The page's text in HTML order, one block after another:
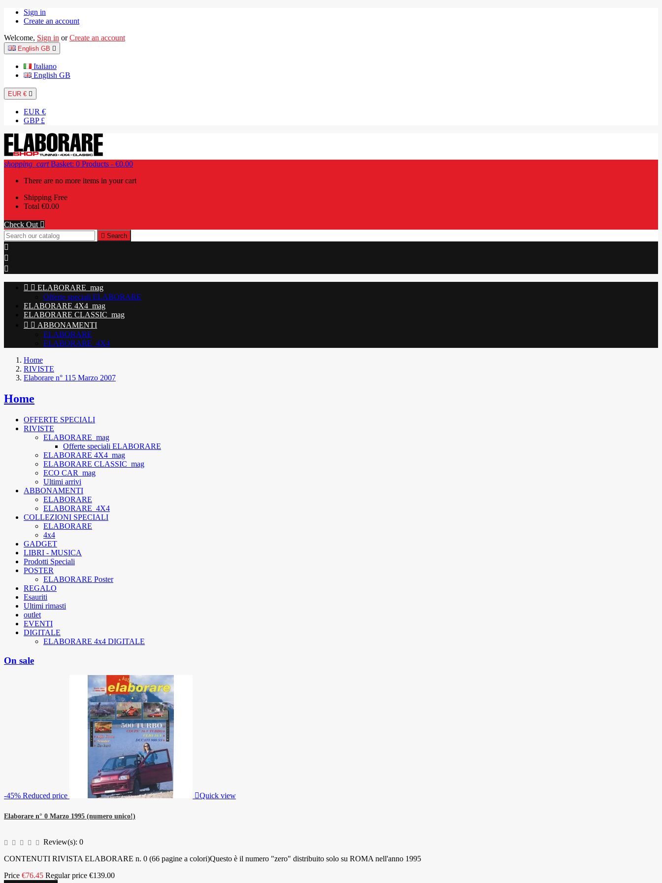
Sign in
Create an account
Welcome, Sign in or Create an account
English GB 
Italiano
English GB
EUR € 
EUR €
GBP £
shopping_cart Basket: 0 Products - €0.00
There are no more items in your cart
Shipping Free
Total €0.00
Check Out 
 Search



  ELABORARE_mag
Offerte speciali ELABORARE
ELABORARE 4X4_mag
ELABORARE CLASSIC_mag
  ABBONAMENTI
ELABORARE
ELABORARE_4X4
Home
RIVISTE
Elaborare n° 115 Marzo 2007
Home
OFFERTE SPECIALI
RIVISTE
ELABORARE_mag
Offerte speciali ELABORARE
ELABORARE 4X4_mag
ELABORARE CLASSIC_mag
ECO CAR_mag
Ultimi arrivi
ABBONAMENTI
ELABORARE
ELABORARE_4X4
COLLEZIONI SPECIALI
ELABORARE
4x4
GADGET
LIBRI - MUSICA
Prodotti Speciali
POSTER
ELABORARE Poster
REGALO
Esauriti
Ultimi rimasti
outlet
EVENTI
DIGITALE
ELABORARE 4x4 DIGITALE
On sale
-45% Reduced price Quick view
Elaborare n° 0 Marzo 1995 (numero unico!)
Review(s): 0
CONTENUTI RIVISTA ELABORARE n. 0 (66 pagine a colori)Questo è il numero "zero" distribuito solo su ROMA nell'anno 1995
Price €76.45 Regular price €139.00